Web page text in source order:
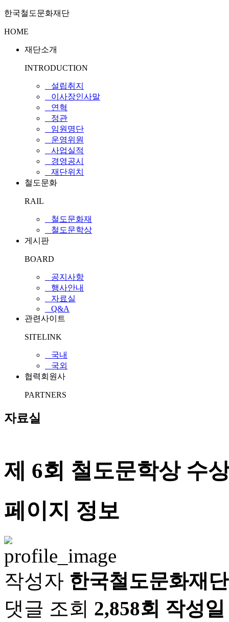
한국철도문화재단
HOME
재단소개
INTRODUCTION
_ 설립취지
_ 이사장인사말
_ 연혁
_ 정관
_ 임원명단
_ 운영위원
_ 사업실적
_ 경영공시
_ 재단위치
철도문화
RAIL
_ 철도문화재
_ 철도문학상
게시판
BOARD
_ 공지사항
_ 행사안내
_ 자료실
_ Q&A
관련사이트
SITELINK
_ 국내
_ 국외
협력회원사
PARTNERS
자료실
제 6회 철도문학상 수
페이지 정보
작성자 한국철도문화재단
댓글 조회 2,858회 작성일